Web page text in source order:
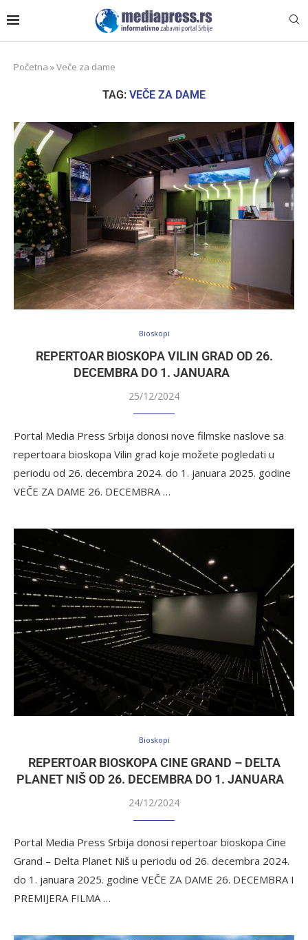
Početna »Veče za dame
TAG: VEČE ZA DAME
Bioskopi
REPERTOAR BIOSKOPA VILIN GRAD OD 26.
DECEMBRA DO 1. JANUARA
25/12/2024
Portal Media Press Srbija donosi nove filmske naslove sa
repertoara bioskopa Vilin grad koje možete pogledati u
periodu od 26. decembra 2024. do 1. januara 2025. godine
VEČE ZA DAME 26. DECEMBRA …
Bioskopi
REPERTOAR BIOSKOPA CINE GRAND – DELTA
PLANET NIŠ OD 26. DECEMBRA DO 1. JANUARA
24/12/2024
Portal Media Press Srbija donosi repertoar bioskopa Cine
Grand – Delta Planet Niš u periodu od 26. decembra 2024.
do 1. januara 2025. godine VEČE ZA DAME 26. DECEMBRA I
PREMIJERA FILMA …